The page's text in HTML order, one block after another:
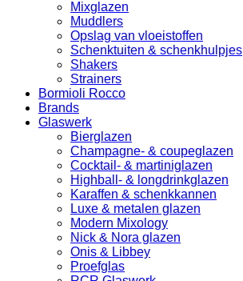
Mixglazen
Muddlers
Opslag van vloeistoffen
Schenktuiten & schenkhulpjes
Shakers
Strainers
Bormioli Rocco
Brands
Glaswerk
Bierglazen
Champagne- & coupeglazen
Cocktail- & martiniglazen
Highball- & longdrinkglazen
Karaffen & schenkkannen
Luxe & metalen glazen
Modern Mixology
Nick & Nora glazen
Onis & Libbey
Proefglas